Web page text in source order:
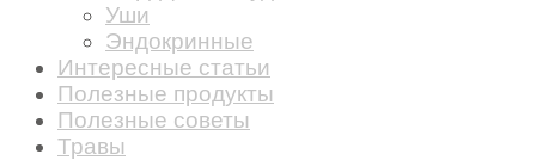
Уши
Эндокринные
Интересные статьи
Полезные продукты
Полезные советы
Травы